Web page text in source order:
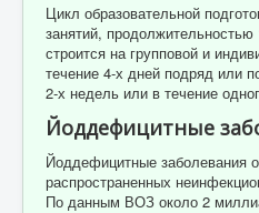
Цикл образовательной
занятий,
строится на групповой и
течение 4-х дней подряд или
2-х недель или в течение
Йоддефицитные
Йоддефицитные заболевания
распространенных
По данным ВОЗ около 2